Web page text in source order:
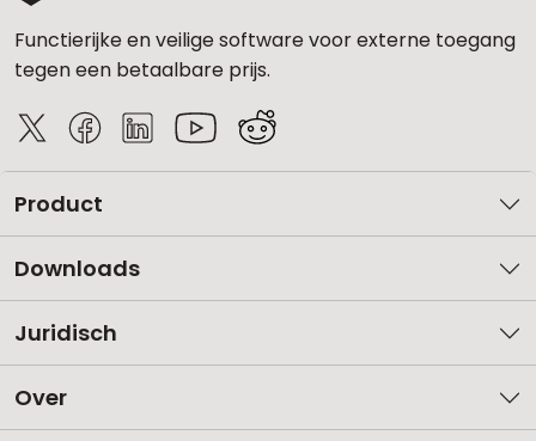
Functierijke en veilige software voor externe toegang
tegen een betaalbare prijs.
Product
Downloads
Juridisch
Over